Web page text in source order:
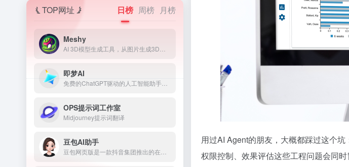
用过AI Agent的朋友，大概都踩过这个
权限控制、效果评估这些工程问题会同时
TOP网址 日榜 周榜 月榜
Meshy
即梦AI
OPS提示词工作室
Midjourney提示词翻译
豆包AI助手